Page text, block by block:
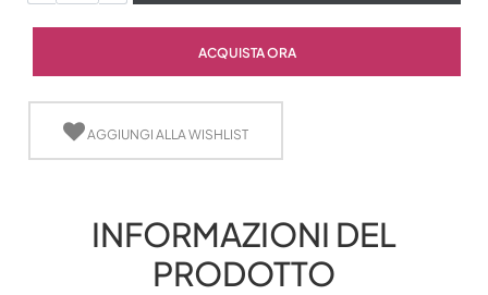
ACQUISTA ORA
AGGIUNGI ALLA WISHLIST
INFORMAZIONI DEL
PRODOTTO